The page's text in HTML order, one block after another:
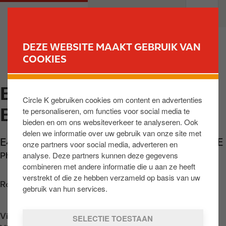
DEZE WEBSITE MAAKT GEBRUIK VAN
COOKIES
Circle K gebruiken cookies om content en advertenties
te personaliseren, om functies voor social media te
bieden en om ons websiteverkeer te analyseren. Ook
delen we informatie over uw gebruik van onze site met
onze partners voor social media, adverteren en
analyse. Deze partners kunnen deze gegevens
combineren met andere informatie die u aan ze heeft
verstrekt of die ze hebben verzameld op basis van uw
gebruik van hun services.
SELECTIE TOESTAAN
a
n
e
n
a
d
i
n
M
v
BIERGES - DIR.
BRUXELLES E411
E411 Bierges Dir Bruxelles, Wavre,BE-1301 BE
Phone: +3210410364
Routebeschrijving opvragen
Vind ons op
App Store